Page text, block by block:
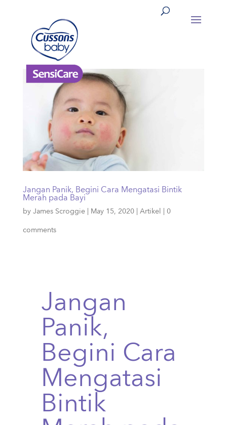
Jangan Panik, Begini Cara Mengatasi Bintik
Merah pada Bayi
by James Scroggie| May 15, 2020| Artikel 0
comments
Jangan
Panik,
Begini Cara
Mengatasi
Bintik